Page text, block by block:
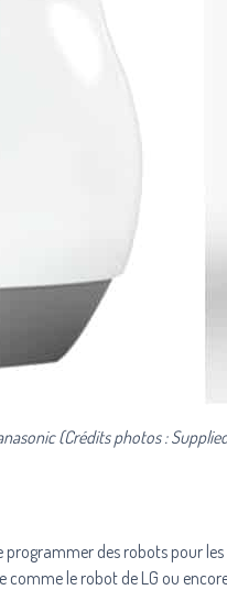
(Crédits photos :
des robots pour
comme le robot de LG ou